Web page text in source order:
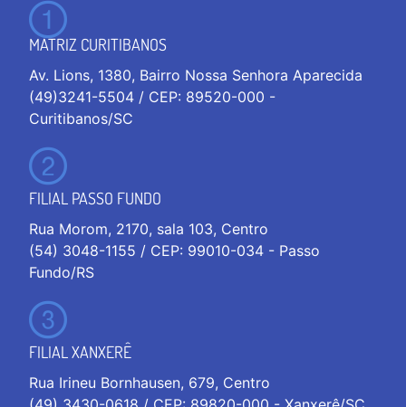
MATRIZ CURITIBANOS
Av. Lions, 1380, Bairro Nossa Senhora Aparecida
(49)3241-5504 / CEP: 89520-000 -
Curitibanos/SC
FILIAL PASSO FUNDO
Rua Morom, 2170, sala 103, Centro
(54) 3048-1155 / CEP: 99010-034 - Passo
Fundo/RS
FILIAL XANXERÊ
Rua Irineu Bornhausen, 679, Centro